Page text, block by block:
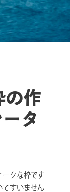
の作
タ
ークな枠です
てすいません